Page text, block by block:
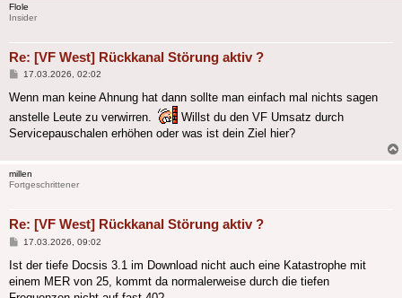
Flole
Insider
Re: [VF West] Rückkanal Störung aktiv ?
Beitrag
17.03.2026, 02:02
Wenn man keine Ahnung hat dann sollte man einfach mal nichts sagen
anstelle Leute zu verwirren.
Willst du den VF Umsatz durch
Servicepauschalen erhöhen oder was ist dein Ziel hier?
millen
Fortgeschrittener
Re: [VF West] Rückkanal Störung aktiv ?
Beitrag
17.03.2026, 09:02
Ist der tiefe Docsis 3.1 im Download nicht auch eine Katastrophe mit
einem MER von 25, kommt da normalerweise durch die tiefen